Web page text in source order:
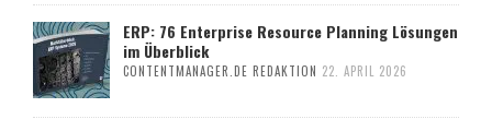
ERP: 76 Enterprise Resource Planning Lösungen
im Überblick
CONTENTMANAGER.DE REDAKTION 22. APRIL 2026